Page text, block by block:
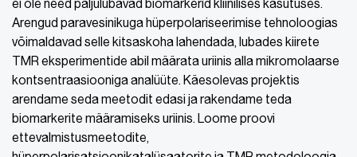
ei ole need paljulubavad biomarkerid kliinilises kasutuses.
Arengud paravesinikuga hüperpolariseerimise tehnoloogias
võimaldavad selle kitsaskoha lahendada, lubades kiirete
TMR eksperimentide abil määrata uriinis alla mikromolaarse
kontsentraasiooniga analüüte. Käesolevas projektis
arendame seda meetodit edasi ja rakendame teda
biomarkerite määramiseks uriinis. Loome proovi
ettevalmistusmeetodite,